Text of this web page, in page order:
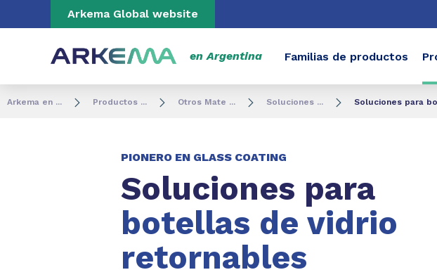
Go to content Go to navigation
Arkema Global website
en Argentina Familias de productos
Arkema en ... Productos ... Otros Mate ... Soluciones ... Soluciones para
PIONERO EN GLASS COATING
Soluciones para
botellas de vidrio
retornables